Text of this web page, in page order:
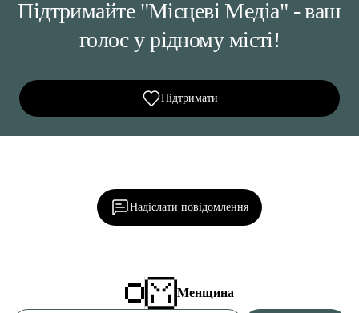
Підтримайте "Місцеві Медіа" - ваш
голос у рідному місті!
Підтримати
Надіслати повідомлення
Менщина